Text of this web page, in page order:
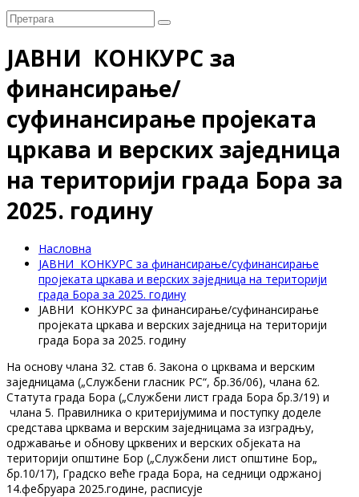
JАВНИ КОНКУРС за
финансирање/
суфинансирање пројеката
цркава и верских заједница
на територији града Бора за
2025. годину
Насловна
JАВНИ КОНКУРС за финансирање/суфинансирање
пројеката цркава и верских заједница на територији
града Бора за 2025. годину
JАВНИ КОНКУРС за финансирање/суфинансирање
пројеката цркава и верских заједница на територији
града Бора за 2025. годину
На основу члана 32. став 6. Закона о црквама и верским
заједницама („Службени гласник РС“, бр.36/06), члана 62.
Статута града Бора („Службени лист града Бора бр.3/19) и
члана 5. Правилника о критеријумима и поступку доделе
средстава црквама и верским заједницама за изградњу,
одржавање и обнову црквених и верских објеката на
територији општине Бор („Службени лист општине Бор„
бр.10/17), Градско веће града Бора, на седници одржаној
14.фебруара 2025.године, расписује